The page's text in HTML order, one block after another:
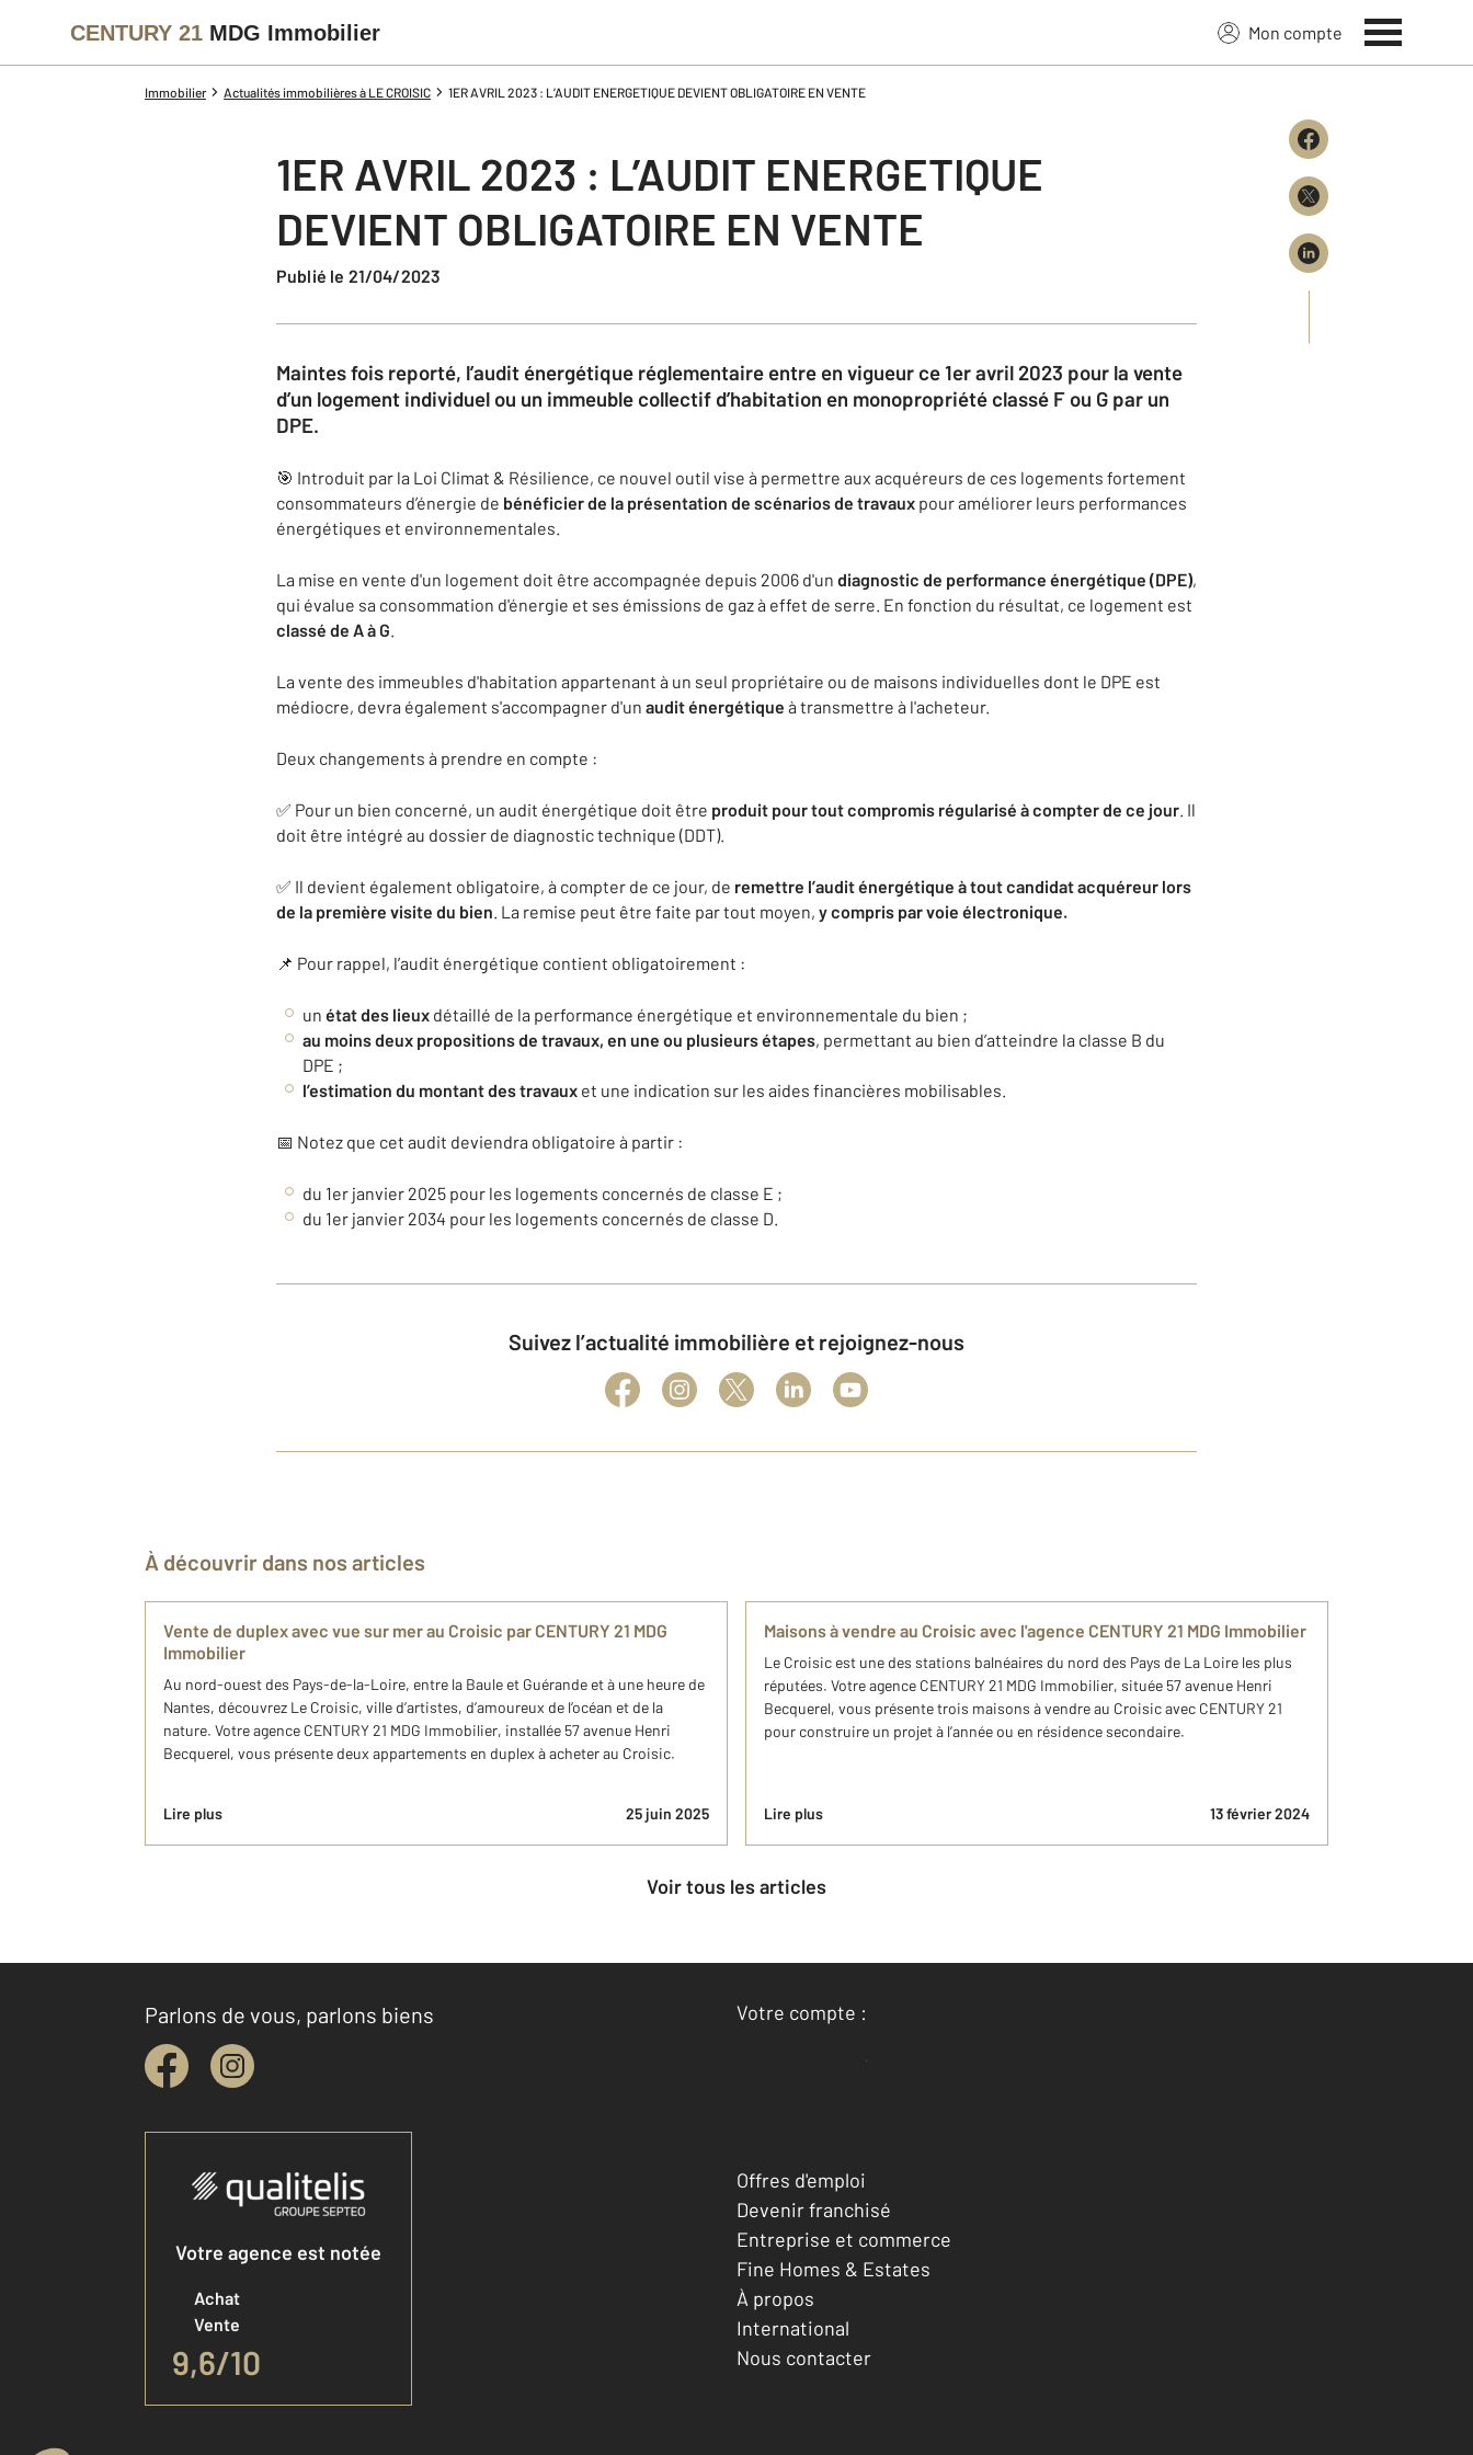
CENTURY 21 MDG Immobilier Mon compte
Immobilier Actualités immobilières à LE CROISIC 1ER AVRIL 2023 : L’AUDIT ENERGETIQUE DEVIENT OBLIGATOIRE EN VENTE
1ER AVRIL 2023 : L’AUDIT ENERGETIQUE
DEVIENT OBLIGATOIRE EN VENTE
Publié le 21/04/2023
Maintes fois reporté, l’audit énergétique réglementaire entre en vigueur ce 1er avril 2023 pour la vente
d’un logement individuel ou un immeuble collectif d’habitation en monopropriété classé F ou G par un
DPE.
🎯 Introduit par la Loi Climat & Résilience, ce nouvel outil vise à permettre aux acquéreurs de ces logements fortement
consommateurs d’énergie de bénéficier de la présentation de scénarios de travaux pour améliorer leurs performances
énergétiques et environnementales.
La mise en vente d'un logement doit être accompagnée depuis 2006 d'un diagnostic de performance énergétique (DPE),
qui évalue sa consommation d'énergie et ses émissions de gaz à effet de serre. En fonction du résultat, ce logement est
classé de A à G.
La vente des immeubles d'habitation appartenant à un seul propriétaire ou de maisons individuelles dont le DPE est
médiocre, devra également s'accompagner d'un audit énergétique à transmettre à l'acheteur.
Deux changements à prendre en compte :
✅ Pour un bien concerné, un audit énergétique doit être produit pour tout compromis régularisé à compter de ce jour. Il
doit être intégré au dossier de diagnostic technique (DDT).
✅ Il devient également obligatoire, à compter de ce jour, de remettre l’audit énergétique à tout candidat acquéreur lors
de la première visite du bien. La remise peut être faite par tout moyen, y compris par voie électronique.
📌 Pour rappel, l’audit énergétique contient obligatoirement :
un état des lieux détaillé de la performance énergétique et environnementale du bien ;
au moinsdeux propositions de travaux, en une ou plusieurs étapes, permettant au bien d’atteindre la classe B du
DPE ;
l’estimation du montant des travaux et une indication sur les aides financières mobilisables.
📅 Notez que cet audit deviendra obligatoire à partir :
du 1er janvier 2025 pour les logements concernés de classe E ;
du 1er janvier 2034 pour les logements concernés de classe D.
Suivez l’actualité immobilière et rejoignez-nous
À découvrir dans nos articles
Vente de duplex avec vue sur mer au Croisic par CENTURY 21 MDG
Immobilier
Au nord-ouest des Pays-de-la-Loire, entre la Baule et Guérande et à une heure de
Nantes, découvrez Le Croisic, ville d’artistes, d’amoureux de l’océan et de la
nature. Votre agence CENTURY 21 MDG Immobilier, installée 57 avenue Henri
Becquerel, vous présente deux appartements en duplex à acheter au Croisic.
Lire plus 25 juin 2025
Maisons à vendre au Croisic avec l'agence CENTURY 21 MDG Immobilier
Le Croisic est une des stations balnéaires du nord des Pays de La Loire les plus
réputées. Votre agence CENTURY 21 MDG Immobilier, située 57 avenue Henri
Becquerel, vous présente trois maisons à vendre au Croisic avec CENTURY 21
pour construire un projet à l’année ou en résidence secondaire.
Lire plus 13 février 2024
Voir tous les articles
Parlons de vous, parlons biens
Votre compte :
Accéder à mon compte
Votre agence est notée
Achat
Vente
9,6/10
Offres d'emploi
Devenir franchisé
Entreprise et commerce
Fine Homes & Estates
À propos
International
Nous contacter